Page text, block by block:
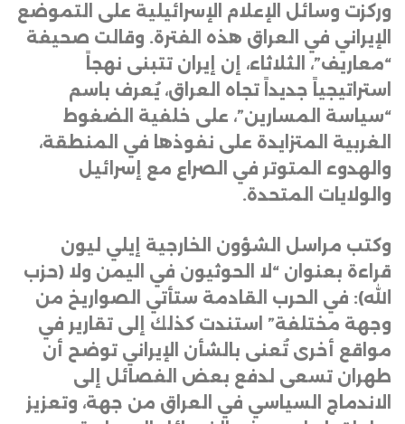
وركزت وسائل الإعلام الإسرائيلية على التموضع
الإيراني في العراق هذه الفترة. وقالت صحيفة
“معاريف”، الثلاثاء، إن إيران تتبنى نهجاً
استراتيجياً جديداً تجاه العراق، يُعرف باسم
“سياسة المسارين”، على خلفية الضغوط
الغربية المتزايدة على نفوذها في المنطقة،
والهدوء المتوتر في الصراع مع إسرائيل
والولايات المتحدة.
وكتب مراسل الشؤون الخارجية إيلي ليون
قراءة بعنوان “لا الحوثيون في اليمن ولا (حزب
الله): في الحرب القادمة ستأتي الصواريخ من
وجهة مختلفة” استندت كذلك إلى تقارير في
مواقع أخرى تُعنى بالشأن الإيراني توضح أن
طهران تسعى لدفع بعض الفصائل إلى
الاندماج السياسي في العراق من جهة، وتعزيز